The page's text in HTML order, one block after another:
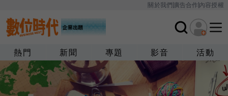
關於我們廣告合作內容授權
熱門 新聞 專題 影音 活動